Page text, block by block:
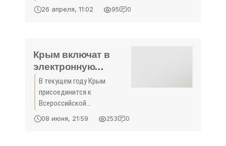
Крыма»
проверки на территории
Советского района
водных объектов в части
сброса сточных вод,
сообщает
26 апреля, 11:02 95 0
Крым включат в
электронную
систему ЖКХ -
«Общество»
В текущем году Крым
присоединится к
Всероссийской
государственной
информационной системе
08 июня, 21:59 253 0